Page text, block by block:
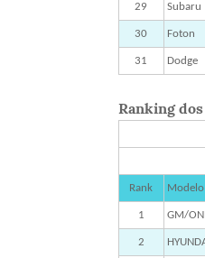
29 Subaru
30 Foton
31 Dodge
Ranking
Rank Modelo
1 GM/
2